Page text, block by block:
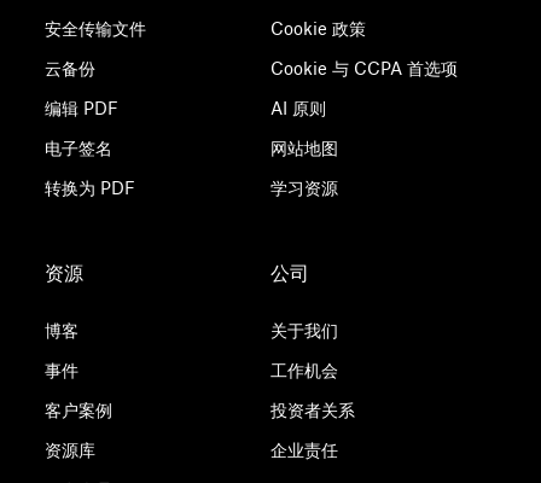
安全传输文件
云备份
编辑 PDF
电子签名
转换为 PDF
Cookie 政策
Cookie 与 CCPA 首选项
AI 原则
网站地图
学习资源
资源
博客
事件
客户案例
资源库
公司
关于我们
工作机会
投资者关系
企业责任